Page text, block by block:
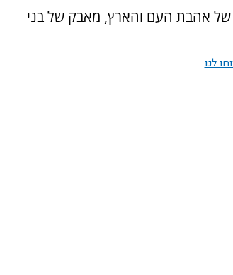
של אהבת העם והארץ, מאבק של בני
לנו